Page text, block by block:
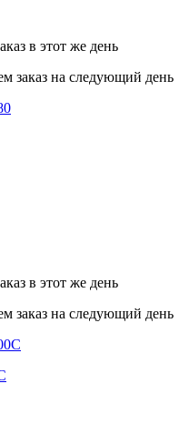
в этот же день
заказ на следующий день
в этот же день
заказ на следующий день